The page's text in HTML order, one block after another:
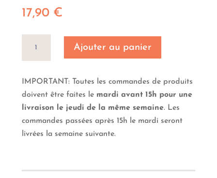
17,90 €
Ajouter au panier
IMPORTANT: Toutes les commandes de produits
doivent être faites lemardi avant 15h pour une
livraison le jeudi de la même semaine. Les
commandes passées après 15h le mardi seront
livrées la semaine suivante.